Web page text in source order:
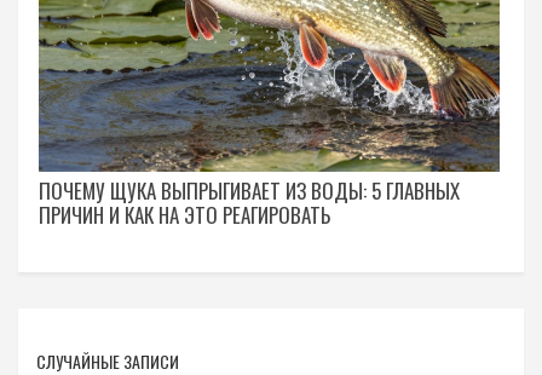
ПОЧЕМУ ЩУКА ВЫПРЫГИВАЕТ ИЗ ВОДЫ: 5 ГЛАВНЫХ
ПРИЧИН И КАК НА ЭТО РЕАГИРОВАТЬ
СЛУЧАЙНЫЕ ЗАПИСИ